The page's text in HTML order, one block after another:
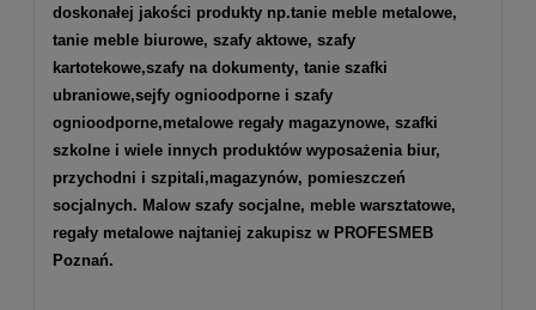
doskonałej jakości produkty np.tanie meble metalowe,
tanie meble biurowe, szafy aktowe, szafy
kartotekowe,szafy na dokumenty, tanie szafki
ubraniowe,sejfy ognioodporne i szafy
ognioodporne,metalowe regały magazynowe, szafki
szkolne i wiele innych produktów wyposażenia biur,
przychodni i szpitali,magazynów, pomieszczeń
socjalnych. Malow szafy socjalne, meble warsztatowe,
regały metalowe najtaniej zakupisz w PROFESMEB
Poznań.